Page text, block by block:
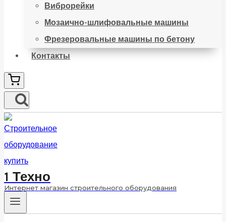
Виброрейки
Мозаично-шлифовальные машины
Фрезеровальные машины по бетону
Контакты
1 Техно
Интернет магазин строительного оборудования